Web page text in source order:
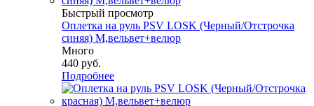
Быстрый просмотр
Оплетка на руль PSV LOSK (Черный/Отстрочка
синяя) M,вельвет+велюр
Много
440 руб.
Подробнее